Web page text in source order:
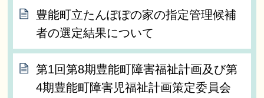
豊能町立たんぽぽの家の指定管理候補
者の選定結果について
第1回第8期豊能町障害福祉計画及び第
4期豊能町障害児福祉計画策定委員会